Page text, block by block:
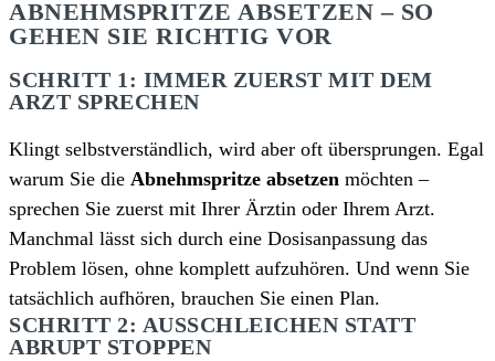
ABNEHMSPRITZE ABSETZEN – SO
GEHEN SIE RICHTIG VOR
SCHRITT 1: IMMER ZUERST MIT DEM
ARZT SPRECHEN
Klingt selbstverständlich, wird aber oft übersprungen. Egal
warum Sie die Abnehmspritze absetzen möchten –
sprechen Sie zuerst mit Ihrer Ärztin oder Ihrem Arzt.
Manchmal lässt sich durch eine Dosisanpassung das
Problem lösen, ohne komplett aufzuhören. Und wenn Sie
tatsächlich aufhören, brauchen Sie einen Plan.
SCHRITT 2: AUSSCHLEICHEN STATT
ABRUPT STOPPEN